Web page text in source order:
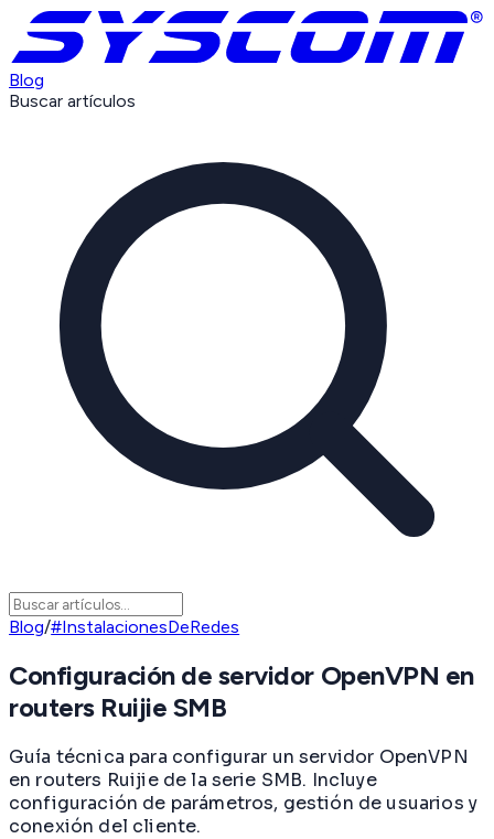
Blog
Buscar artículos
Blog/#InstalacionesDeRedes
Configuración de servidor OpenVPN en
routers Ruijie SMB
Guía técnica para configurar un servidor OpenVPN
en routers Ruijie de la serie SMB. Incluye
configuración de parámetros, gestión de usuarios y
conexión del cliente.